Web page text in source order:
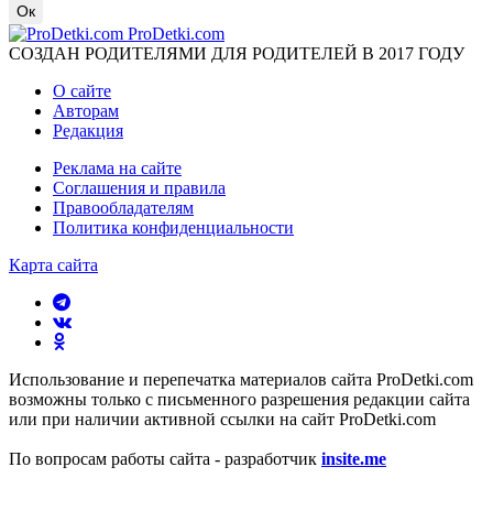
Ок
ProDetki.com
СОЗДАН РОДИТЕЛЯМИ ДЛЯ РОДИТЕЛЕЙ В 2017 ГОДУ
О сайте
Авторам
Редакция
Реклама на сайте
Соглашения и правила
Правообладателям
Политика конфиденциальности
Карта сайта
Использование и перепечатка материалов сайта ProDetki.com
возможны только с письменного разрешения редакции сайта
или при наличии активной ссылки на сайт ProDetki.com
По вопросам работы сайта - разработчик insite.me